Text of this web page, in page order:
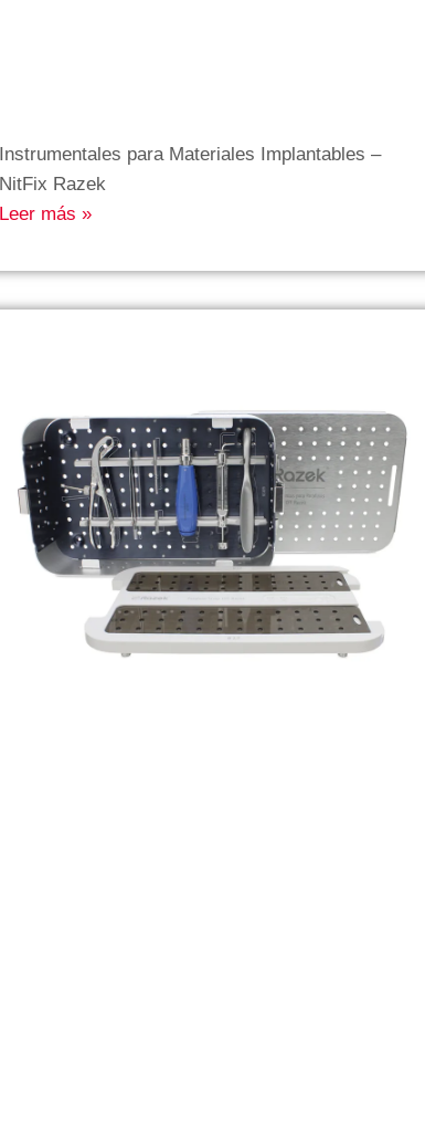
Instrumentales para Materiales Implantables –
NitFix Razek
Leer más »